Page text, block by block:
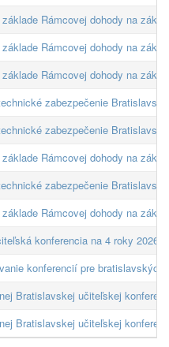
Rámcovej dohody na
Rámcovej dohody na
Rámcovej dohody na
zabezpečenie
zabezpečenie
Rámcovej dohody na
zabezpečenie
Rámcovej dohody na
konferencia na 4 roky
konferencií pre bratislavských
Bratislavskej učiteľskej
Bratislavskej učiteľskej